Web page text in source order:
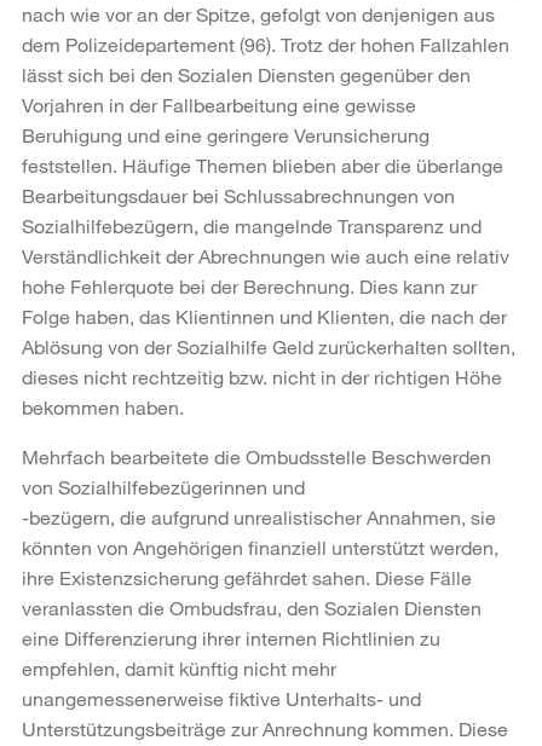
nach wie vor an der Spitze, gefolgt von denjenigen aus
dem Polizeidepartement (96). Trotz der hohen Fallzahlen
lässt sich bei den Sozialen Diensten gegenüber den
Vorjahren in der Fallbearbeitung eine gewisse
Beruhigung und eine geringere Verunsicherung
feststellen. Häufige Themen blieben aber die überlange
Bearbeitungsdauer bei Schlussabrechnungen von
Sozialhilfebezügern, die mangelnde Transparenz und
Verständlichkeit der Abrechnungen wie auch eine relativ
hohe Fehlerquote bei der Berechnung. Dies kann zur
Folge haben, das Klientinnen und Klienten, die nach der
Ablösung von der Sozialhilfe Geld zurückerhalten sollten,
dieses nicht rechtzeitig bzw. nicht in der richtigen Höhe
bekommen haben.
Mehrfach bearbeitete die Ombudsstelle Beschwerden
von Sozialhilfebezügerinnen und
-bezügern, die aufgrund unrealistischer Annahmen, sie
könnten von Angehörigen finanziell unterstützt werden,
ihre Existenzsicherung gefährdet sahen. Diese Fälle
veranlassten die Ombudsfrau, den Sozialen Diensten
eine Differenzierung ihrer internen Richtlinien zu
empfehlen, damit künftig nicht mehr
unangemessenerweise fiktive Unterhalts- und
Unterstützungsbeiträge zur Anrechnung kommen. Diese